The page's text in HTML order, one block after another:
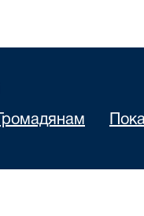
Громадянам